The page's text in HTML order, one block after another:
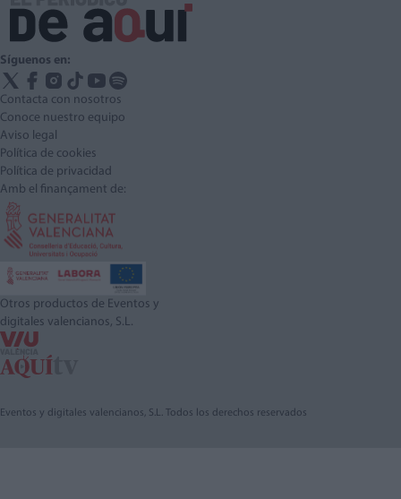
Síguenos en:
Contacta con nosotros
Conoce nuestro equipo
Aviso legal
Política de cookies
Política de privacidad
Amb el finançament de:
Otros productos de Eventos y
digitales valencianos, S.L.
Eventos y digitales valencianos, S.L. Todos los derechos reservados